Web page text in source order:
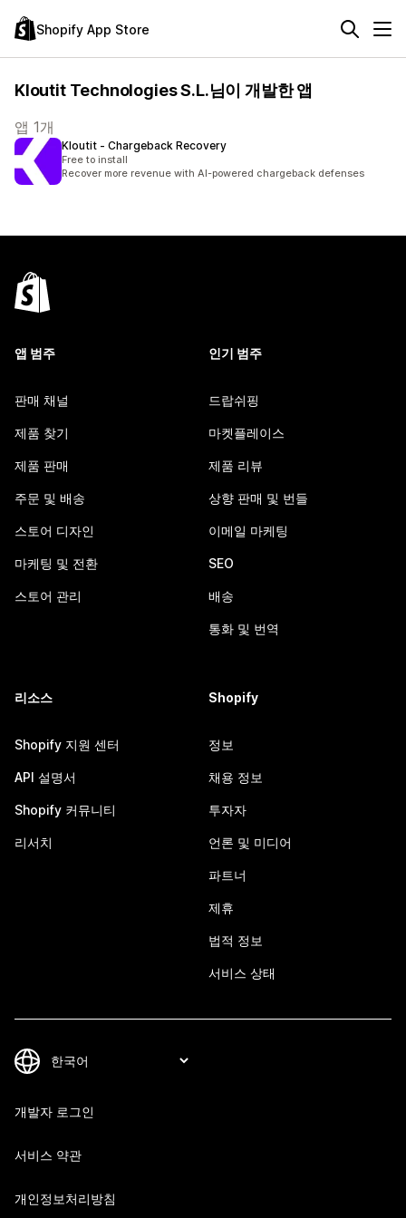
Shopify App Store
Kloutit Technologies S.L.님이 개발한 앱
앱 1개
Kloutit ‑ Chargeback Recovery
Free to install
Recover more revenue with AI-powered chargeback defenses
앱 범주
판매 채널
제품 찾기
제품 판매
주문 및 배송
스토어 디자인
마케팅 및 전환
스토어 관리
인기 범주
드랍쉬핑
마켓플레이스
제품 리뷰
상향 판매 및 번들
이메일 마케팅
SEO
배송
통화 및 번역
리소스
Shopify 지원 센터
API 설명서
Shopify 커뮤니티
리서치
Shopify
정보
채용 정보
투자자
언론 및 미디어
파트너
제휴
법적 정보
서비스 상태
개발자 로그인
서비스 약관
개인정보처리방침